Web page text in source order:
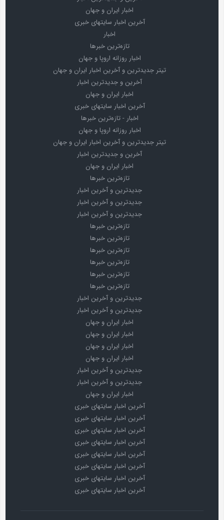
اخبار ایران و جهان
آخرین اخبار سایتهای خبری
اخبار
تازه‌ترین خبرها
اخبار روزانه اروپا و جهان
تیتر جدیدترین و آخرین اخبار ایران و جهان
آخرین و جدیدترین اخبار
اخبار ایران و جهان
آخرین اخبار سایتهای خبری
اخبار - تازه‌ترین خبرها
اخبار روزانه اروپا و جهان
تیتر جدیدترین و آخرین اخبار ایران و جهان
آخرین و جدیدترین اخبار
اخبار ایران و جهان
تازه‌ترین خبرها
جدیدترین و آخرین اخبار
جدیدترین و آخرین اخبار
جدیدترین و آخرین اخبار
تازه‌ترین خبرها
تازه‌ترین خبرها
تازه‌ترین خبرها
تازه‌ترین خبرها
تازه‌ترین خبرها
تازه‌ترین خبرها
جدیدترین و آخرین اخبار
جدیدترین و آخرین اخبار
اخبار ایران و جهان
اخبار ایران و جهان
اخبار ایران و جهان
اخبار ایران و جهان
جدیدترین و آخرین اخبار
جدیدترین و آخرین اخبار
اخبار ایران و جهان
آخرین اخبار سایتهای خبری
آخرین اخبار سایتهای خبری
آخرین اخبار سایتهای خبری
آخرین اخبار سایتهای خبری
آخرین اخبار سایتهای خبری
آخرین اخبار سایتهای خبری
آخرین اخبار سایتهای خبری
آخرین اخبار سایتهای خبری